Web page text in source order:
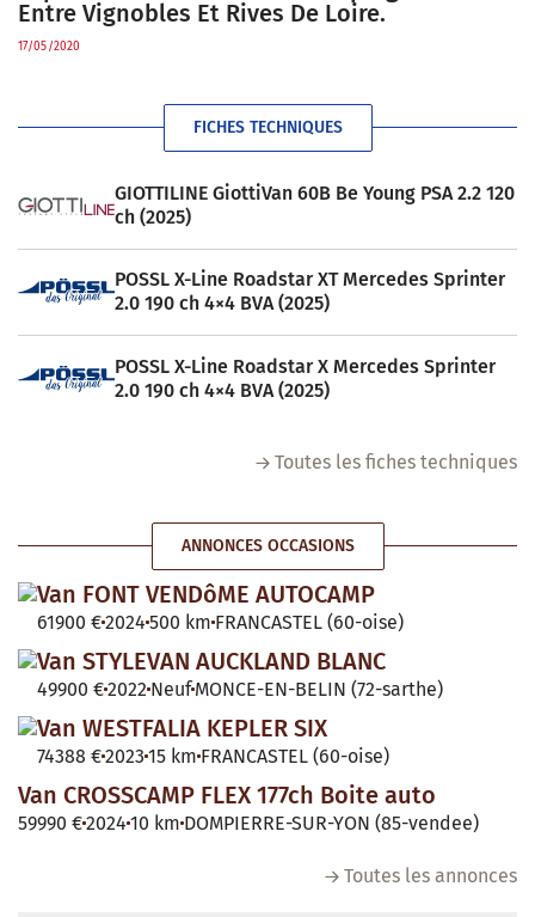
Entre Vignobles Et Rives De Loire.
17/05/2020
FICHES TECHNIQUES
GIOTTILINE GiottiVan 60B Be Young PSA 2.2 120
ch (2025)
POSSL X-Line Roadstar XT Mercedes Sprinter
2.0 190 ch 4×4 BVA (2025)
POSSL X-Line Roadstar X Mercedes Sprinter
2.0 190 ch 4×4 BVA (2025)
Toutes les fiches techniques
ANNONCES OCCASIONS
Van FONT VENDôME AUTOCAMP
61900 €2024 500 km FRANCASTEL (60-oise)
Van STYLEVAN AUCKLAND BLANC
49900 €2022 Neuf MONCE-EN-BELIN (72-sarthe)
Van WESTFALIA KEPLER SIX
74388 €2023 15 km FRANCASTEL (60-oise)
Van CROSSCAMP FLEX 177ch Boite auto
59990 €2024 10 km DOMPIERRE-SUR-YON (85-vendee)
Toutes les annonces